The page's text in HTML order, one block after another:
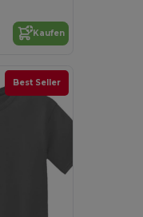
Kaufen
Best Seller